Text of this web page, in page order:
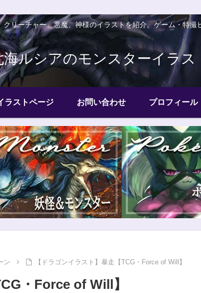
クリーチャー、悪魔、神様のイラストを紹介。ゲーム・特撮
海ルシアのモンスターイラス
ラストページ お問い合わせ プロフィール
ン 【ドラゴンイラスト】暴走【TCG・Force of Will】
・Force of Will】